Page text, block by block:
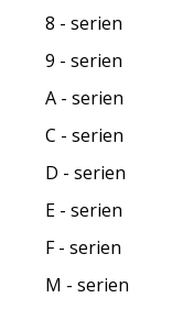
8 - serien
9 - serien
A - serien
C - serien
D - serien
E - serien
F - serien
M - serien